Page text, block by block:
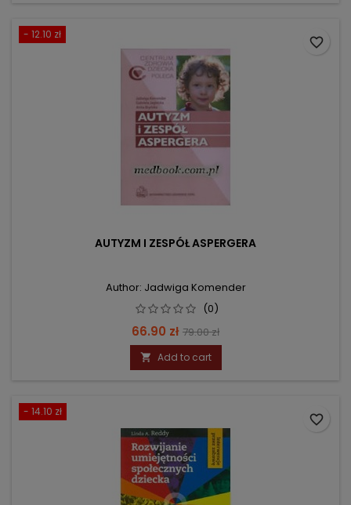
- 12.10 zł
AUTYZM I ZESPÓŁ ASPERGERA
Author: Jadwiga Komender
(0)
Price
66.90 zł Regular
price
79.00 zł
 Add to cart
favorite_border
- 14.10 zł
favorite_border